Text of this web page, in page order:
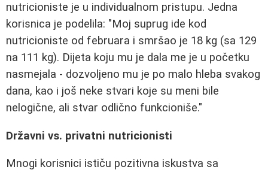
nutricioniste je u individualnom pristupu. Jedna
korisnica je podelila: "Moj suprug ide kod
nutricioniste od februara i smršao je 18 kg (sa 129
na 111 kg). Dijeta koju mu je dala me je u početku
nasmejala - dozvoljeno mu je po malo hleba svakog
dana, kao i još neke stvari koje su meni bile
nelogične, ali stvar odlično funkcioniše."
Državni vs. privatni nutricionisti
Mnogi korisnici ističu pozitivna iskustva sa